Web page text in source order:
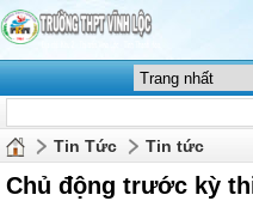
Tin Tức Tin tức
Chủ động trước kỳ